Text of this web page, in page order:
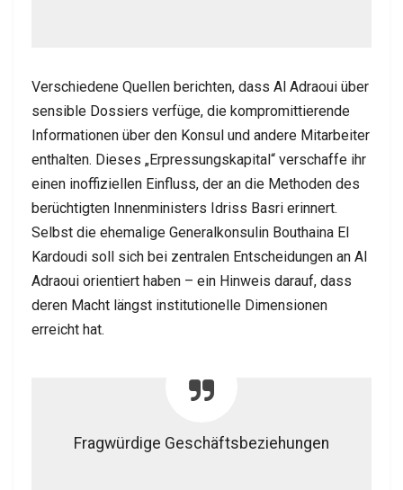
Verschiedene Quellen berichten, dass Al Adraoui über
sensible Dossiers verfüge, die kompromittierende
Informationen über den Konsul und andere Mitarbeiter
enthalten. Dieses „Erpressungskapital“ verschaffe ihr
einen inoffiziellen Einfluss, der an die Methoden des
berüchtigten Innenministers Idriss Basri erinnert.
Selbst die ehemalige Generalkonsulin Bouthaina El
Kardoudi soll sich bei zentralen Entscheidungen an Al
Adraoui orientiert haben – ein Hinweis darauf, dass
deren Macht längst institutionelle Dimensionen
erreicht hat.
Fragwürdige Geschäftsbeziehungen